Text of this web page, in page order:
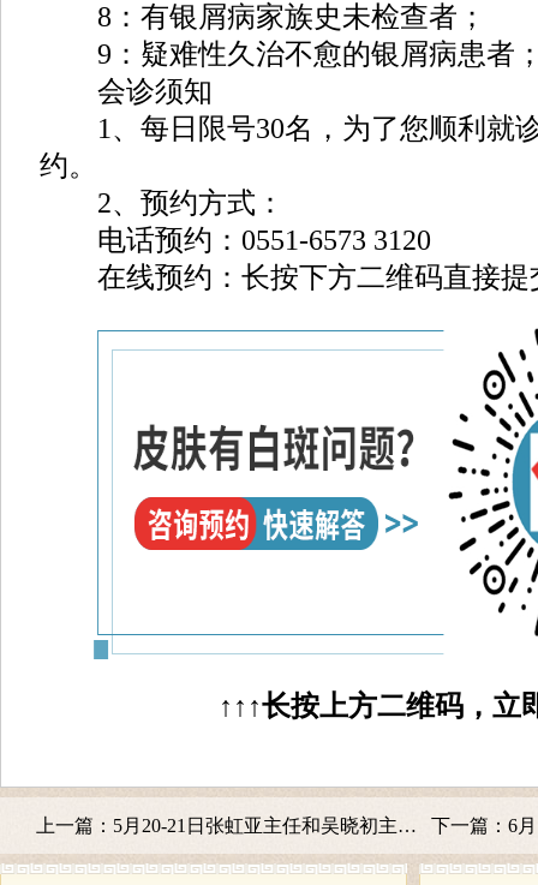
8：有银屑病家族史未检查者；
9：疑难性久治不愈的银屑病患者
会诊须知
1、每日限号30名，为了您顺利就
约。
2、预约方式：
电话预约：0551-6573 3120
在线预约：长按下方二维码直接提
↑↑↑长按上方二维码，立
上一篇： 5月20-21日张虹亚主任和吴晓初主任在合肥华研会诊 下一篇： 6月10